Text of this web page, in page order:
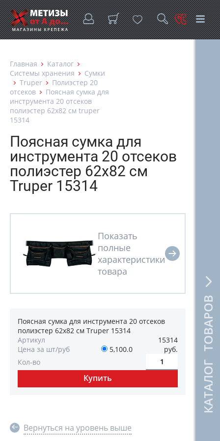
КАТАЛОГ ТОВАРОВ
Главная
Каталог
Системы хранения
Сумки
Truper
Полиэстер 20
отсеков
Поясная сумка для
инструмента 20 отсеков
полиэстер 62х82 см truper
15314
Поясная сумка для
инструмента 20 отсеков
полиэстер 62х82 см
Truper 15314
Поясная сумка для инструмента 20 отсеков
полиэстер 62х82 см Truper 15314
Артикул
15314
Цена за шт/руб
5,100.0
руб.
Кол-во
Вернуться на уровень выше